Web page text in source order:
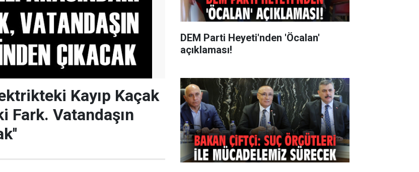
Kayıp Kaçak
Fark. Vatandaşın
DEM Parti Heyeti'nden 'Öcalan'
açıklaması!